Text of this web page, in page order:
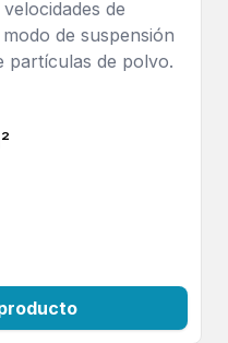
de
de suspensión
partículas de polvo.